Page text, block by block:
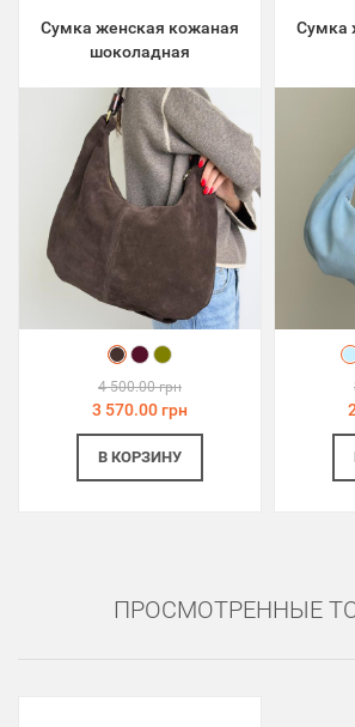
Сумка женская кожаная
шоколадная
4 500.00 грн
3 570.00 грн
В КОРЗИНУ
Сумка
ПРОСМОТРЕННЫЕ